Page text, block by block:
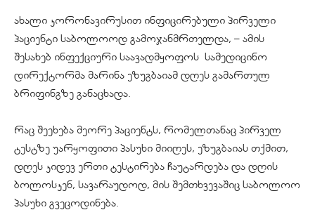
ახალი კორონავირუსით ინფიცირებული პირველი
პაციენტი საბოლოოდ გამოჯანმრთელდა, – ამის
შესახებ ინფექციური საავადმყოფოს სამედიცინო
დირექტორმა მარინა ეზუგბაიამ დღეს გამართულ
ბრიფინგზე განაცხადა.
რაც შეეხება მეორე პაციენტს, რომელთანაც პირველ
ტესტზე უარყოფითი პასუხი მიიღეს, ეზუგბაიას თქმით,
დღეს კიდევ ერთი ტესტირება ჩაუტარდება და დღის
ბოლოსკენ, სავარაუდოდ, მის შემთხვევაშიც საბოლოო
პასუხი გვეცოდინება.